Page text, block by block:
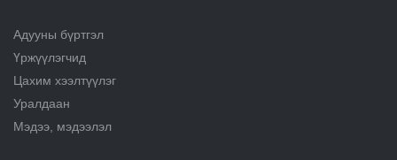
Адууны бүртгэл
Үржүүлэгчид
Цахим хээлтүүлэг
Уралдаан
Мэдээ, мэдээлэл